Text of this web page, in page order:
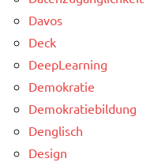
Davos
Deck
DeepLearning
Demokratie
Demokratiebildung
Denglisch
Design